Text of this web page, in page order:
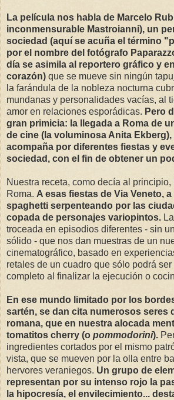
La película nos habla de Marcelo
inconmensurable Mastroianni), un
sociedad (aquí se acuña el término
por el nombre del fotógrafo
día se asimila al reportero gráfico y
corazón) que se mueve sin ningún
la farándula de la nobleza nocturna
mundanas y personalidades vacías, al
amor en relaciones esporádicas. Pero
gran primicia: la llegada a Roma de
de cine (la voluminosa Anita Ekberg),
acompaña por diferentes fiestas y
sociedad, con el fin de obtener un
Nuestra receta, como decía al principio,
Roma. A esas fiestas de Via Veneto,
spaghetti serpenteando por las
copada de personajes variopintos.
troceada en episodios diferentes - sin
sólido - que nos dan muestras de un
cinematográfico, basado en
retales de un cuadro que sólo podrá
completo al finalizar la ejecución o
En ese mundo limitado por los
sartén, se dan cita numerosos seres
romana, que en nuestra alocada
tomatitos cherry (o pommodorini).
ingredientes cortados por el mismo
vista, que se mueven por la olla entre
hervores veraniegos. Un grupo de
representan por su intenso rojo la
la hipocresía, el envilecimiento...